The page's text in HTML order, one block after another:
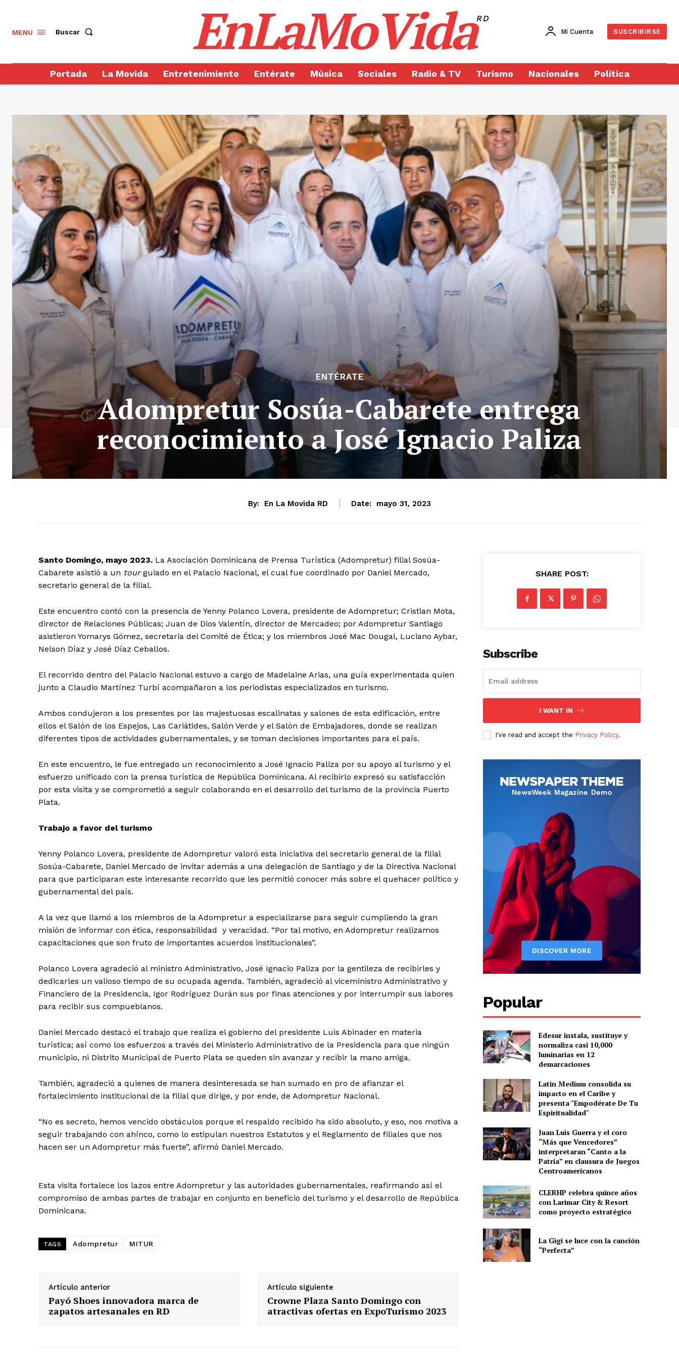
Día de Leyendas
Albert Pujols
Albert Pujols
MENU Buscar EnLaMoVidaRD
Mi Cuenta SUSCRIBIRSE
Portada La Movida Entretenimiento Entérate Música Sociales Radio & TV Turismo Nacionales Política
ENTÉRATE
Adompretur Sosúa-Cabarete entrega
reconocimiento a José Ignacio Paliza
By: En La Movida RD Date: mayo 31, 2023
Santo Domingo, mayo 2023. La Asociación Dominicana de Prensa Turística (Adompretur) filial Sosúa-
Cabarete asistió a un tourguiado en el Palacio Nacional, el cual fue coordinado por Daniel Mercado,
secretario general de la filial.
Este encuentro contó con la presencia de Yenny Polanco Lovera, presidente de Adompretur; Cristian Mota,
director de Relaciones Públicas; Juan de Dios Valentín, director de Mercadeo; por Adompretur Santiago
asistieron Yomarys Gómez, secretaria del Comité de Ética; y los miembros José Mac Dougal, Luciano Aybar,
Nelson Díaz y José Díaz Ceballos.
El recorrido dentro del Palacio Nacional estuvo a cargo de Madelaine Arias, una guía experimentada quien
junto a Claudio Martínez Turbí acompañaron a los periodistas especializados en turismo.
Ambos condujeron a los presentes por las majestuosas escalinatas y salones de esta edificación, entre
ellos el Salón de los Espejos, Las Cariátides, Salón Verde y el Salón de Embajadores, donde se realizan
diferentes tipos de actividades gubernamentales, y se toman decisiones importantes para el país.
En este encuentro, le fue entregado un reconocimiento a José Ignacio Paliza por su apoyo al turismo y el
esfuerzo unificado con la prensa turística de República Dominicana. Al recibirlo expresó su satisfacción
por esta visita y se comprometió a seguir colaborando en el desarrollo del turismo de la provincia Puerto
Plata.
Trabajo a favor del turismo
Yenny Polanco Lovera, presidente de Adompretur valoró esta iniciativa del secretario general de la filial
Sosúa-Cabarete, Daniel Mercado de invitar además a una delegación de Santiago y de la Directiva Nacional
para que participaran este interesante recorrido que les permitió conocer más sobre el quehacer político y
gubernamental del país.
A la vez que llamó a los miembros de la Adompretur a especializarse para seguir cumpliendo la gran
misión de informar con ética, responsabilidad y veracidad. “Por tal motivo, en Adompretur realizamos
capacitaciones que son fruto de importantes acuerdos institucionales”.
Polanco Lovera agradeció al ministro Administrativo, José Ignacio Paliza por la gentileza de recibirles y
dedicarles un valioso tiempo de su ocupada agenda. También, agradeció al viceministro Administrativo y
Financiero de la Presidencia, Igor Rodríguez Durán sus por finas atenciones y por interrumpir sus labores
para recibir sus compueblanos.
Daniel Mercado destacó el trabajo que realiza el gobierno del presidente Luis Abinader en materia
turística; así como los esfuerzos a través del Ministerio Administrativo de la Presidencia para que ningún
municipio, ni Distrito Municipal de Puerto Plata se queden sin avanzar y recibir la mano amiga.
También, agradeció a quienes de manera desinteresada se han sumado en pro de afianzar el
fortalecimiento institucional de la filial que dirige, y por ende, de Adompretur Nacional.
“No es secreto, hemos vencido obstáculos porque el respaldo recibido ha sido absoluto, y eso, nos motiva a
seguir trabajando con ahínco, como lo estipulan nuestros Estatutos y el Reglamento de filiales que nos
hacen ser un Adompretur más fuerte”, afirmó Daniel Mercado.
Esta visita fortalece los lazos entre Adompretur y las autoridades gubernamentales, reafirmando así el
compromiso de ambas partes de trabajar en conjunto en beneficio del turismo y el desarrollo de República
Dominicana.
TAGS Adompretur MITUR
Artículo anterior
Payó Shoes innovadora marca de
zapatos artesanales en RD
Artículo siguiente
Crowne Plaza Santo Domingo con
atractivas ofertas en ExpoTurismo 2023
SHARE POST:
Subscribe
I WANT IN
I've read and accept the Privacy Policy.
Popular
Edesur instala, sustituye y
normaliza casi 10,000
luminarias en 12
demarcaciones
Latin Medium consolida su
impacto en el Caribe y
presenta "Empodérate De Tu
Espiritualidad"
Juan Luis Guerra y el coro
“Más que Vencedores”
interpretaran “Canto a la
Patria” en clausura de Juegos
Centroamericanos
CLERHP celebra quince años
con Larimar City & Resort
como proyecto estratégico
La Gigi se luce con la canción
“Perfecta”